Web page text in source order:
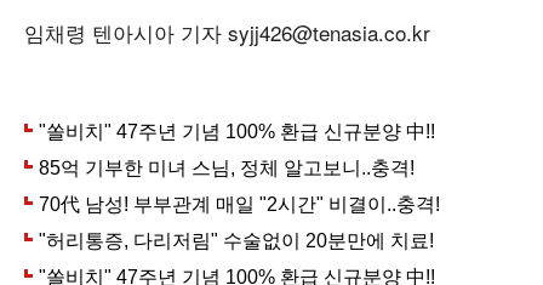
임채령 텐아시아 기자 syjj426@tenasia.co.kr